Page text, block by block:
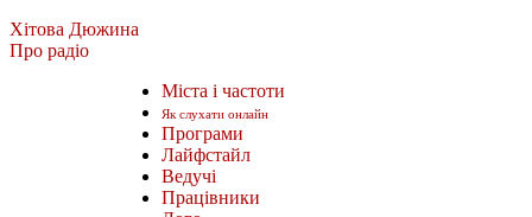
Хітова Дюжина
Про радіо
Міста і частоти
Як слухати онлайн
Програми
Лайфстайл
Ведучі
Працівники